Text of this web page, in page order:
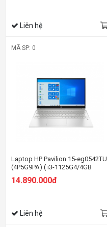
Liên hệ
MÃ SP: 0
Laptop HP Pavilion 15-eg0542TU
(4P5G9PA) ( i3-1125G4/4GB
FHD/Win11/Bạc)
14.890.000đ
Liên hệ